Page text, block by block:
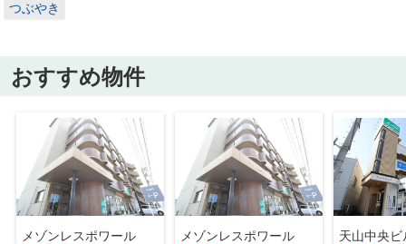
つぶやき
おすすめ物件
メゾンレスポワール
メゾンレスポワール
天山中央ビ